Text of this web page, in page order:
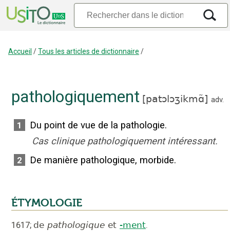
Accueil /Tous les articles de dictionnaire /
pathologiquement [patɔlɔʒikmɑ̃] adv.
1
Du point de vue de la pathologie.
Cas clinique pathologiquement intéressant.
2 De manière pathologique, morbide.
ÉTYMOLOGIE
1617; de pathologique et -ment.